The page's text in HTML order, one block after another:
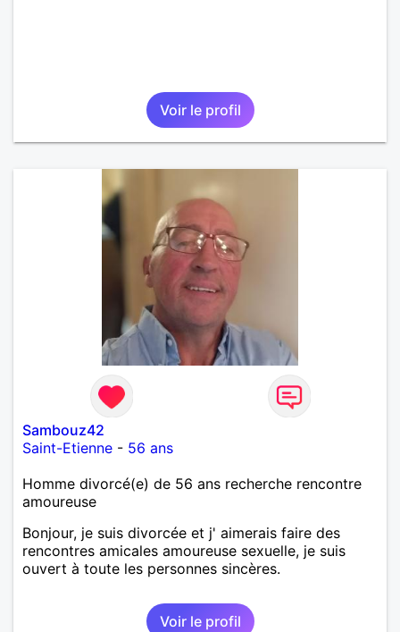
Voir le profil
Sambouz42
Saint-Etienne - 56 ans
Homme divorcé(e) de 56 ans recherche rencontre
amoureuse
Bonjour, je suis divorcée et j' aimerais faire des
rencontres amicales amoureuse sexuelle, je suis
ouvert à toute les personnes sincères.
Voir le profil